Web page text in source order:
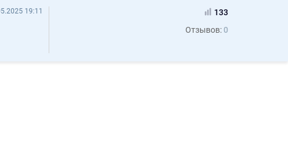
19:11
133
Отзывов: 0